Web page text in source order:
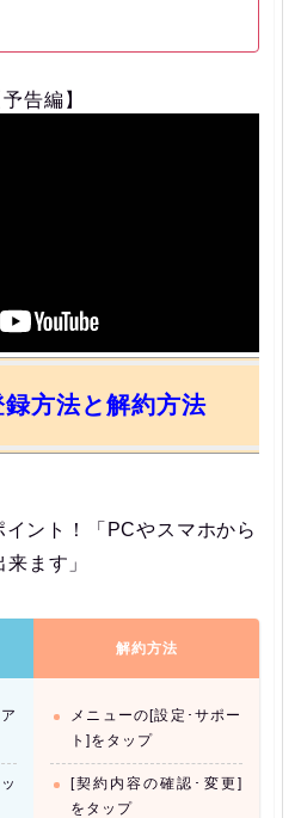
予告編】
方法と解約方法
ント！「PCやスマホから
ます」
解約方法
メニューの[設定･サポー
ト]をタップ
[契約内容の確認･変更]
をタップ